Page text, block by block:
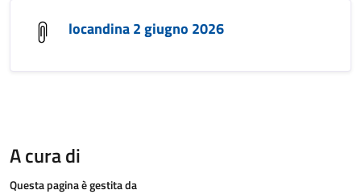
locandina 2 giugno 2026
A cura di
Questa pagina è gestita da